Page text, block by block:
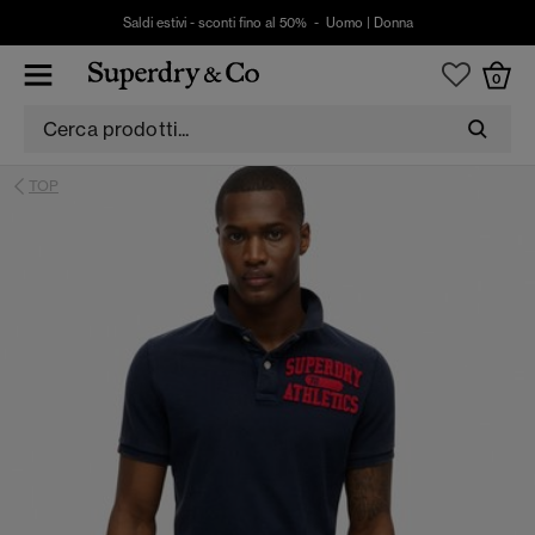
Saldi estivi - sconti fino al 50% - Uomo Donna
0
TOP